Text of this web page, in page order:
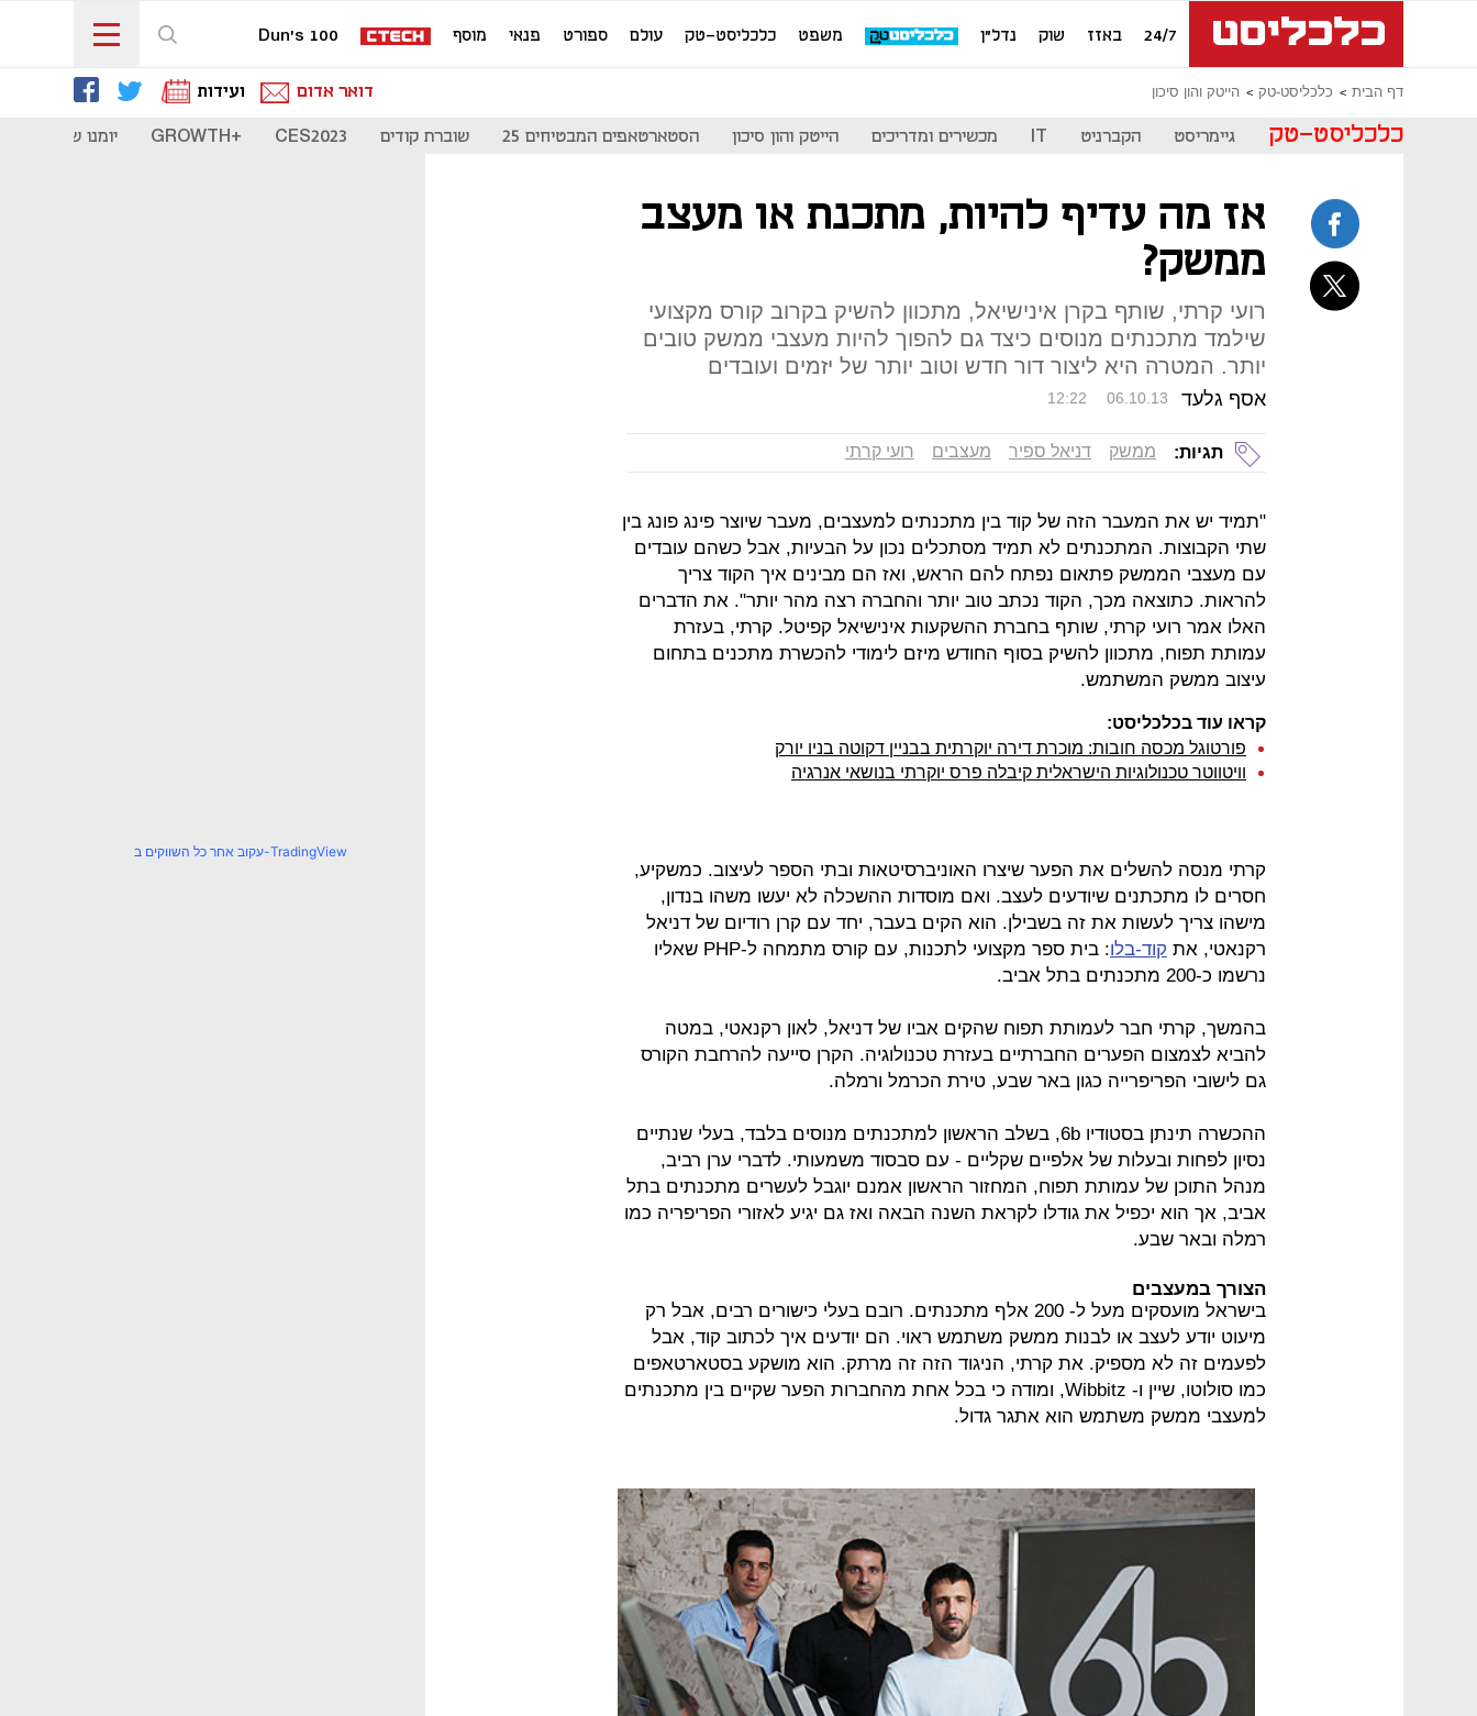
24/7 באזז שוק נדל"ן משפט כלכליסט-טק עולם ספורט פנאי מוסף Dun's 100
דף הבית כלכליסט-טק הייטק והון סיכון דואר אדום ועידות
כלכליסט-טק גיימריסט הקברניט IT מכשירים ומדריכים הייטק והון סיכון הסטארטאפים המבטיחים 25 שוברת קודים CES2023
+GROWTH יומנו של
אז מה עדיף להיות, מתכנת או מעצב
ממשק?
רועי קרתי, שותף בקרן אינישיאל, מתכוון להשיק בקרוב קורס מקצועי
שילמד מתכנתים מנוסים כיצד גם להפוך להיות מעצבי ממשק טובים
יותר. המטרה היא ליצור דור חדש וטוב יותר של יזמים ועובדים
אסף גלעד 12:22 06.10.13
תגיות: ממשק דניאל ספיר מעצבים רועי קרתי
"תמיד יש את המעבר הזה של קוד בין מתכנתים למעצבים, מעבר שיוצר פינג פונג בין
שתי הקבוצות. המתכנתים לא תמיד מסתכלים נכון על הבעיות, אבל כשהם עובדים
עם מעצבי הממשק פתאום נפתח להם הראש, ואז הם מבינים איך הקוד צריך
להראות. כתוצאה מכך, הקוד נכתב טוב יותר והחברה רצה מהר יותר". את הדברים
האלו אמר רועי קרתי, שותף בחברת ההשקעות אינישיאל קפיטל. קרתי, בעזרת
עמותת תפוח, מתכוון להשיק בסוף החודש מיזם לימודי להכשרת מתכנים בתחום
עיצוב ממשק המשתמש.
קראו עוד בכלכליסט:
פורטוגל מכסה חובות: מוכרת דירה יוקרתית בבניין דקוטה בניו יורק
וויטווטר טכנולוגיות הישראלית קיבלה פרס יוקרתי בנושאי אנרגיה
קרתי מנסה להשלים את הפער שיצרו האוניברסיטאות ובתי הספר לעיצוב. כמשקיע,
חסרים לו מתכתנים שיודעים לעצב. ואם מוסדות ההשכלה לא יעשו משהו בנדון,
מישהו צריך לעשות את זה בשבילן. הוא הקים בעבר, יחד עם קרן רודיום של דניאל
רקנאטי, את קוד-בלו
: בית ספר מקצועי לתכנות, עם קורס מתמחה ל-PHP שאליו
נרשמו כ-200 מתכנתים בתל אביב.
בהמשך, קרתי חבר לעמותת תפוח שהקים אביו של דניאל, לאון רקנאטי, במטה
להביא לצמצום הפערים החברתיים בעזרת טכנולוגיה. הקרן סייעה להרחבת הקורס
גם לישובי הפריפרייה כגון באר שבע, טירת הכרמל ורמלה.
ההכשרה תינתן בסטודיו 6b, בשלב הראשון למתכנתים מנוסים בלבד, בעלי שנתיים
נסיון לפחות ובעלות של אלפיים שקליים - עם סבסוד משמעותי. לדברי ערן רביב,
מנהל התוכן של עמותת תפוח, המחזור הראשון אמנם יוגבל לעשרים מתכנתים בתל
אביב, אך הוא יכפיל את גודלו לקראת השנה הבאה ואז גם יגיע לאזורי הפריפריה כמו
רמלה ובאר שבע.
הצורך במעצבים
בישראל מועסקים מעל ל- 200 אלף מתכנתים. רובם בעלי כישורים רבים, אבל רק
מיעוט יודע לעצב או לבנות ממשק משתמש ראוי. הם יודעים איך לכתוב קוד, אבל
לפעמים זה לא מספיק. את קרתי, הניגוד הזה זה מרתק. הוא מושקע בסטארטאפים
כמו סולוטו, שיין ו- Wibbitz, ומודה כי בכל אחת מהחברות הפער שקיים בין מתכנתים
למעצבי ממשק משתמש הוא אתגר גדול.
עקוב אחר כל השווקים ב-TradingView